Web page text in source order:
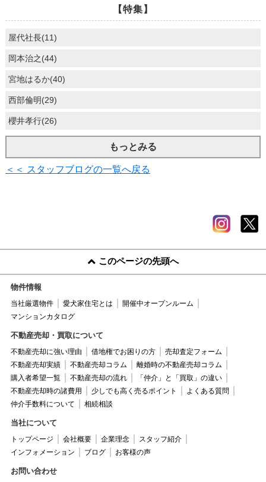
【特集】
屋代社長(11)
岡本治之(44)
宮地はるか(40)
西部倫明(29)
櫻井孝行(26)
もっとみる
＜＜ スタッフブログの一覧へ戻る
このページの先頭へ
物件情報
当社厳選物件 愛犬家住宅とは
開催中オープンルーム
マンションカタログ
不動産売却・買取について
不動産売却に強い理由 借地権でお困りの方
売却査定フォーム
不動産売却実績
不動産売却コラム
離婚時の不動産売却コラム
購入者希望一覧
不動産売却の流れ
「仲介」と「買取」の違い
不動産売却時の諸費用
少しでも高く売るポイント
よくある質問
仲介手数料について
相続相談
当社について
トップページ 会社概要 企業理念
スタッフ紹介
インフォメーション
ブログ お客様の声
お問い合わせ